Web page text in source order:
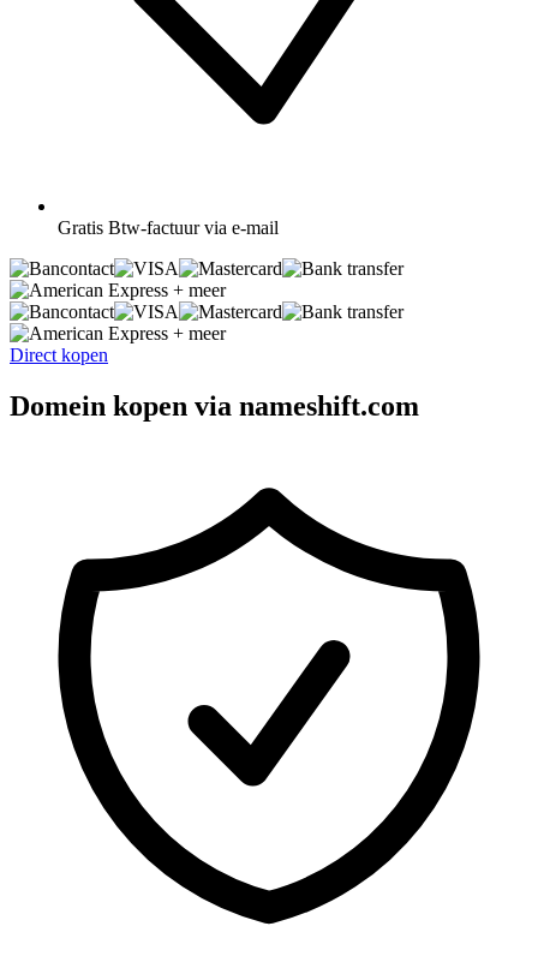
Gratis Btw-factuur via e-mail
+ meer
+ meer
Direct kopen
Domein kopen via nameshift.com